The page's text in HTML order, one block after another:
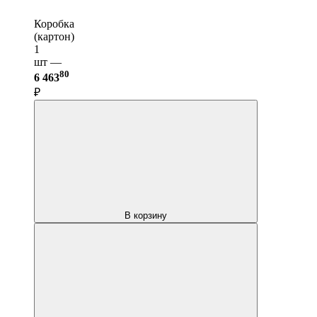
Коробка
(картон)
1
шт —
6 46380
₽
В корзину